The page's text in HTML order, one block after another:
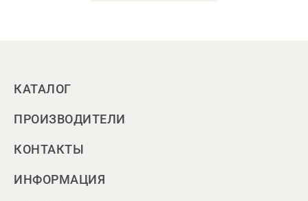
КАТАЛОГ
ПРОИЗВОДИТЕЛИ
КОНТАКТЫ
ИНФОРМАЦИЯ